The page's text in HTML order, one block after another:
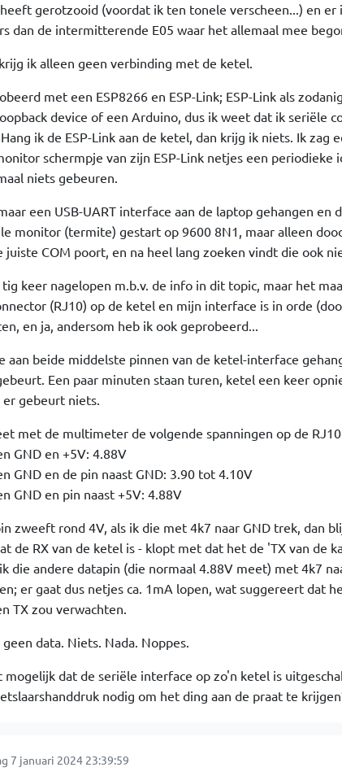
gerotzooid (voordat ik ten tonele verscheen...) en er
dan de intermitterende E05 waar het allemaal mee
ik alleen geen verbinding met de ketel.
met een ESP8266 en ESP-Link; ESP-Link als
device of een Arduino, dus ik weet dat ik seriële
ik de ESP-Link aan de ketel, dan krijg ik niets. Ik zag
schermpje van zijn ESP-Link netjes een
niets gebeuren.
een USB-UART interface aan de laptop gehangen
monitor (termite) gestart op 9600 8N1, maar alleen
juiste COM poort, en na heel lang zoeken vindt die ook
keer nagelopen m.b.v. de info in dit topic, maar het
(RJ10) op de ketel en mijn interface is in orde
en ja, andersom heb ik ook geprobeerd...
aan beide middelste pinnen van de ketel-interface
Een paar minuten staan turen, ketel een keer
er gebeurt niets.
met de multimeter de volgende spanningen op de
GND en +5V: 4.88V
GND en de pin naast GND: 3.90 tot 4.10V
GND en pin naast +5V: 4.88V
zweeft rond 4V, als ik die met 4k7 naar GND trek, dan
de RX van de ketel is - klopt met dat het de 'TX van de
die andere datapin (die normaal 4.88V meet) met 4k7
er gaat dus netjes ca. 1mA lopen, wat suggereert dat
TX zou verwachten.
geen data. Niets. Nada. Noppes.
mogelijk dat de seriële interface op zo'n ketel is
nodig om het ding aan de praat te
7 januari 2024 23:39:59